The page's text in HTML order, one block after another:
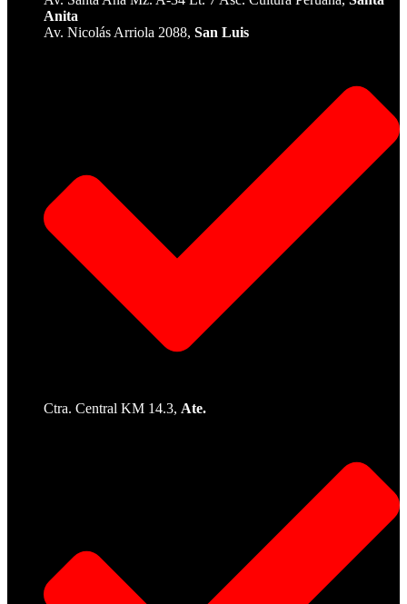
Anita
Av. Nicolás Arriola 2088, San Luis
Ctra. Central KM 14.3, Ate.